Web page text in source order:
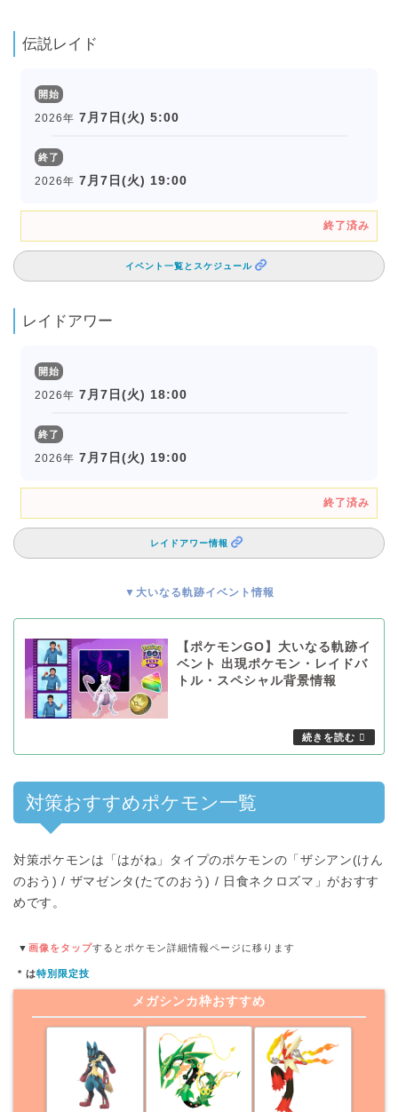
伝説レイド
開始
2026年 7月7日(火) 5:00
終了
2026年 7月7日(火) 19:00
終了済み
イベント一覧とスケジュール
レイドアワー
開始
2026年 7月7日(火) 18:00
終了
2026年 7月7日(火) 19:00
終了済み
レイドアワー情報
▼大いなる軌跡イベント情報
【ポケモンGO】大いなる軌跡イ
ベント 出現ポケモン・レイドバ
トル・スペシャル背景情報
対策おすすめポケモン一覧
対策ポケモンは「はがね」タイプのポケモンの「ザシアン(けん
のおう) / ザマゼンタ(たてのおう) / 日食ネクロズマ」がおすす
めです。
▼ 画像をタップするとポケモン詳細情報ページに移ります
* は特別限定技
メガシンカ枠おすすめ